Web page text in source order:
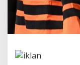
S
i
p